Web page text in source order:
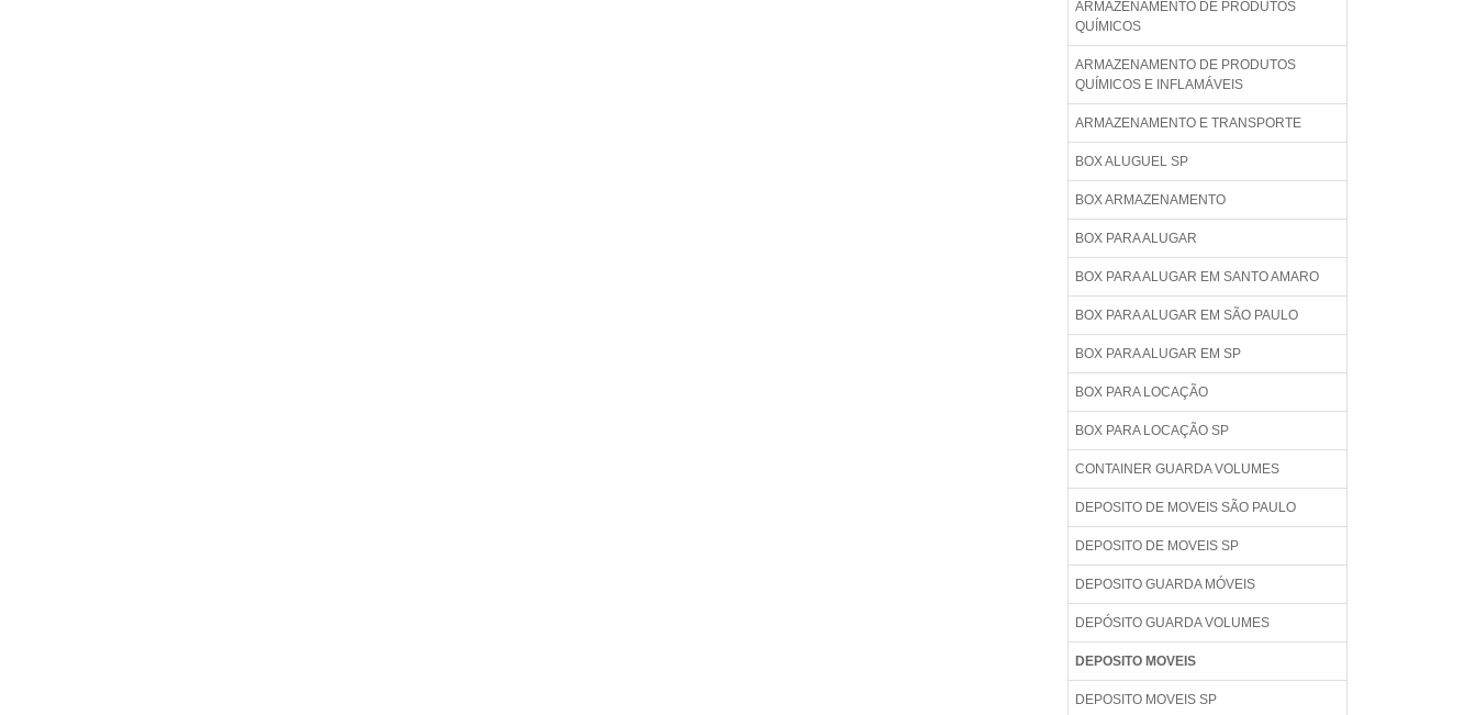
ARMAZENAMENTO DE PRODUTOS
QUÍMICOS
ARMAZENAMENTO DE PRODUTOS
QUÍMICOS E INFLAMÁVEIS
ARMAZENAMENTO E TRANSPORTE
BOX ALUGUEL SP
BOX ARMAZENAMENTO
BOX PARA ALUGAR
BOX PARA ALUGAR EM SANTO AMARO
BOX PARA ALUGAR EM SÃO PAULO
BOX PARA ALUGAR EM SP
BOX PARA LOCAÇÃO
BOX PARA LOCAÇÃO SP
CONTAINER GUARDA VOLUMES
DEPOSITO DE MOVEIS SÃO PAULO
DEPOSITO DE MOVEIS SP
DEPOSITO GUARDA MÓVEIS
DEPÓSITO GUARDA VOLUMES
DEPOSITO MOVEIS
DEPOSITO MOVEIS SP